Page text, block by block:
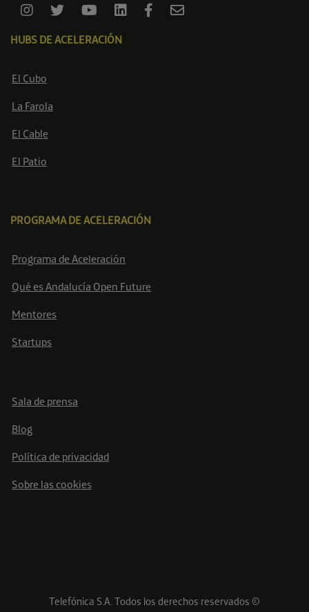
HUBS DE ACELERACIÓN
El Cubo
La Farola
El Cable
El Patio
PROGRAMA DE ACELERACIÓN
Programa de Aceleración
Qué es Andalucía Open Future
Mentores
Startups
Sala de prensa
Blog
Política de privacidad
Sobre las cookies
Telefónica S.A. Todos los derechos reservados ©